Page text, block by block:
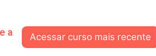
a
Acessar curso mais recente